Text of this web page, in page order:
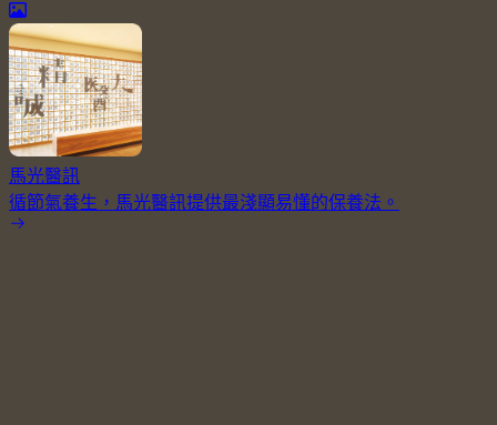
馬光醫訊
循節氣養生，馬光醫訊提供最淺顯易懂的保養法。